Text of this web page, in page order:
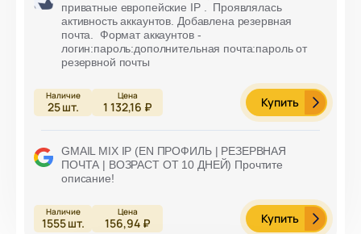
приватные европейские IP . Проявлялась
активность аккаунтов. Добавлена резервная
почта. Формат аккаунтов -
логин:пароль:дополнительная почта:пароль от
резервной почты
25шт. 1 132,16 ₽ Купить
GMAIL MIX IP (EN ПРОФИЛЬ | РЕЗЕРВНАЯ
ПОЧТА | ВОЗРАСТ ОТ 10 ДНЕЙ) Прочтите
описание!
1555шт. 156,94 ₽ Купить